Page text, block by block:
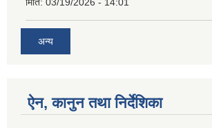
मिति: 03/19/2026 - 14:01
अन्य
ऐन, कानुन तथा निर्देशिका